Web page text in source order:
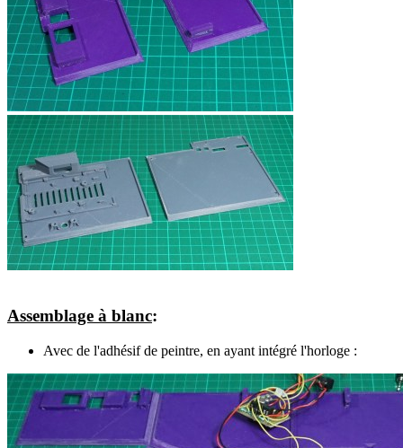
Assemblage à blanc:
Avec de l'adhésif de peintre, en ayant intégré l'horloge :